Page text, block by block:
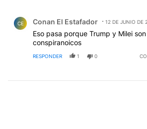
CE Conan El Estafador 12 DE JUNIO DE
Eso pasa porque Trump y Milei
conspiranoicos
RESPONDER 1 0